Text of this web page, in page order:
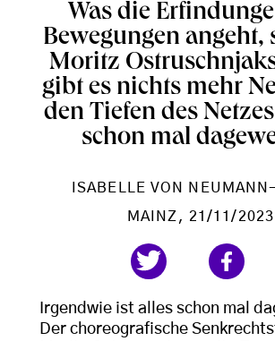
Was die
Bewegungen angeht,
Moritz
gibt es nichts mehr
den Tiefen des
schon mal
ISABELLE VON NEUMANN-
MAINZ , 21/11/2023
Irgendwie ist alles schon mal
Der choreografische